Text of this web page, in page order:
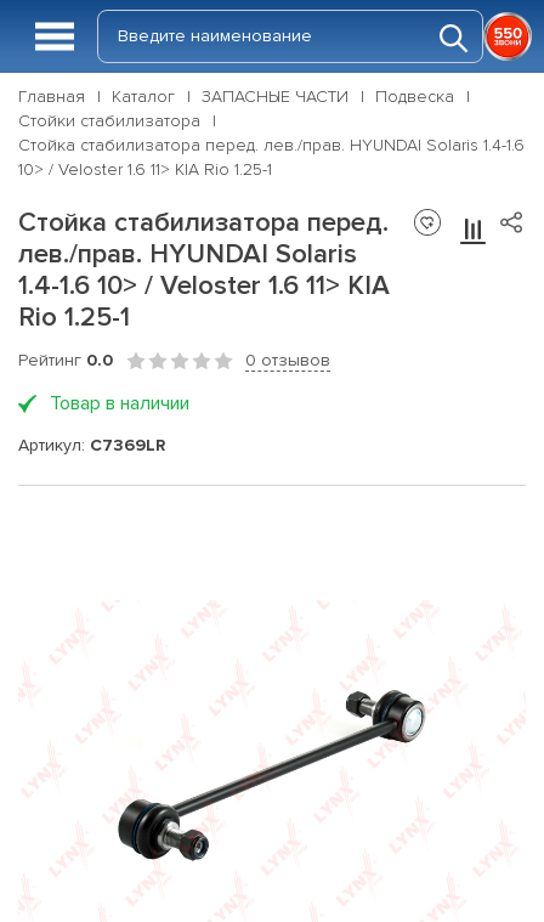
Главная Каталог ЗАПАСНЫЕ ЧАСТИ
Подвеска
Стойки стабилизатора
Стойка стабилизатора перед. лев./прав. HYUNDAI Solaris 1.4-1.6
10> / Veloster 1.6 11> KIA Rio 1.25-1
Стойка стабилизатора перед.
лев./прав. HYUNDAI Solaris
1.4-1.6 10> / Veloster 1.6 11> KIA
Rio 1.25-1
Рейтинг 0.0 0 отзывов
Товар в наличии
Артикул: C7369LR